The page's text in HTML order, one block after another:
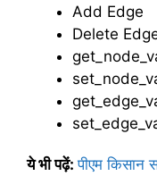
Add Edge
Delete
ये भी पढ़ें:पीएम किसान